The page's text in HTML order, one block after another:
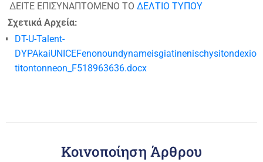
ΔΕΙΤΕ ΕΠΙΣΥΝΑΠΤΟΜΕΝΟ ΤΟ ΔΕΛΤΙΟ ΤΥΠΟΥ
Σχετικά Αρχεία:
DT-U-Talent-
DYPAkaiUNICEFenonoundynameisgiatinenischysitondexio
titontonneon_F518963636.docx
Κοινοποίηση Άρθρου